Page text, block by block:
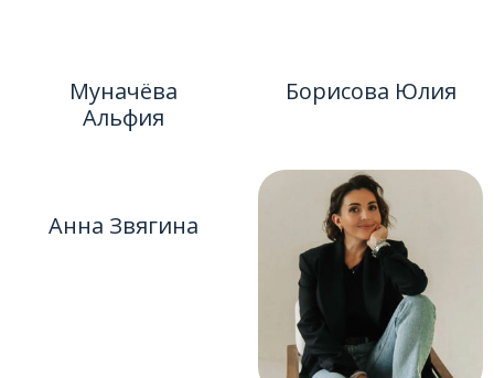
Муначёва
Альфия
Борисова Юлия
Анна Звягина